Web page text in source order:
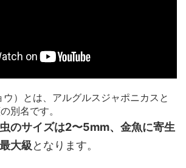
ウ）とは、アルグルスジャポニカスと
別名です。
のサイズは2〜5mm、金魚に寄生
大級 となります。